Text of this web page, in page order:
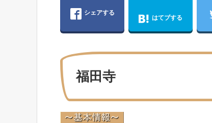
シェアする
はてブする
福田寺